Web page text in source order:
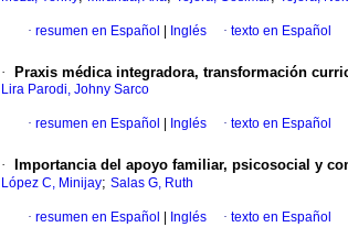
· resumen en Español Inglés · texto en Español
· Praxis médica integradora, transformación
Lira Parodi, Johny Sarco
· resumen en Español Inglés · texto en Español
· Importancia del apoyo familiar, psicosocial y
López C, Minijay; Salas G, Ruth
· resumen en Español Inglés · texto en Español